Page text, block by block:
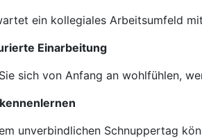
ein kollegiales Arbeitsumfeld
Einarbeitung
sich von Anfang an wohlfühlen,
unverbindlichen Schnuppertag